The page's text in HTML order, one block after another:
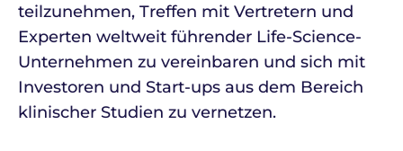
teilzunehmen, Treffen mit Vertretern und
Experten weltweit führender Life-Science-
Unternehmen zu vereinbaren und sich mit
Investoren und Start-ups aus dem Bereich
klinischer Studien zu vernetzen.